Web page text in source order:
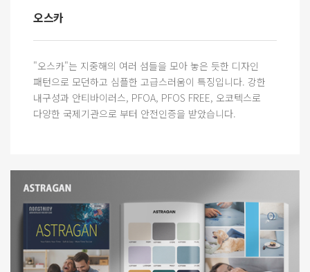
오스카
"오스카"는 지중해의 여러 섬들을 모아 놓은 듯한 디자인
패턴으로 모던하고 심플한 고급스러움이 특징입니다. 강한
내구성과 안티바이러스, PFOA, PFOS FREE, 오코텍스로
다양한 국제기관으로 부터 안전인증을 받았습니다.